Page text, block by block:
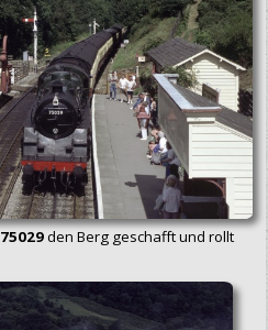
75029den Berg geschafft und rollt